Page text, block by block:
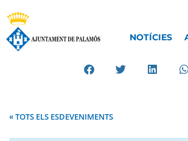
NOTÍCIES
« TOTS ELS ESDEVENIMENTS